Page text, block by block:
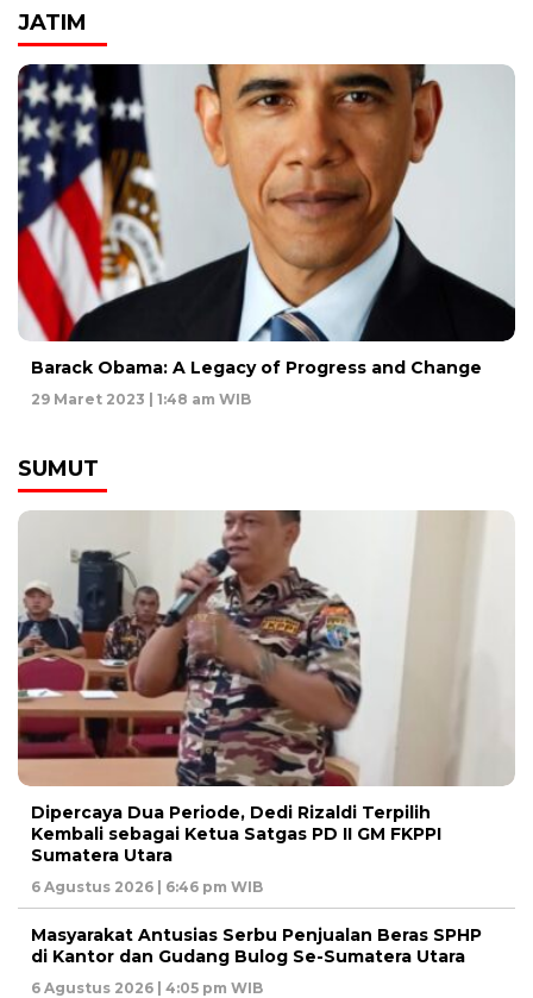
JATIM
Barack Obama: A Legacy of Progress and Change
29 Maret 2023 | 1:48 am WIB
SUMUT
Dipercaya Dua Periode, Dedi Rizaldi Terpilih
Kembali sebagai Ketua Satgas PD II GM FKPPI
Sumatera Utara
6 Agustus 2026 | 6:46 pm WIB
Masyarakat Antusias Serbu Penjualan Beras SPHP
di Kantor dan Gudang Bulog Se-Sumatera Utara
6 Agustus 2026 | 4:05 pm WIB